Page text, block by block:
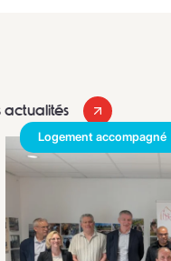
actualités
Logement accompagné